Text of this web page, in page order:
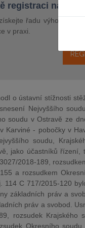
registraci na
řadu výhod a
v praxi.
o ústavní stížnosti
Nejvyššího
soudu v Ostravě ze
Karviné - pobočky v
soudu,
jako účastníků
2018-189,
a rozsudkem
114 C 717/2015-120
základních práv a
práv a svobod.
rozsudek
Okresního